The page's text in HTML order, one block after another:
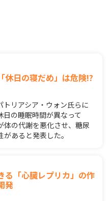
休日の寝だめ」は危険!?
リアシア・ウォン氏らに
の睡眠時間が異なって
体の代謝を悪化させ、糖尿
あると発表した。
る「心臓レプリカ」の作
発